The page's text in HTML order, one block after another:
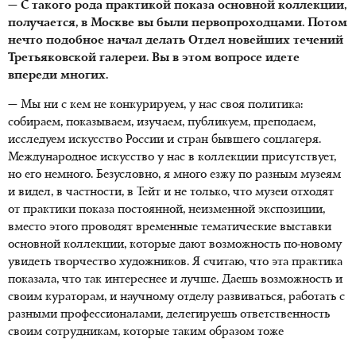
— С такого рода практикой показа основной коллекции,
получается, в Москве вы были первопроходцами. Потом
нечто подобное начал делать Отдел новейших течений
Третьяковской галереи. Вы в этом вопросе идете
впереди многих.
— Мы ни с кем не конкурируем, у нас своя политика:
собираем, показываем, изучаем, публикуем, преподаем,
исследуем искусство России и стран бывшего соцлагеря.
Международное искусство у нас в коллекции присутствует,
но его немного. Безусловно, я много езжу по разным музеям
и видел, в частности, в Тейт и не только, что музеи отходят
от практики показа постоянной, неизменной экспозиции,
вместо этого проводят временные тематические выставки
основной коллекции, которые дают возможность по-новому
увидеть творчество художников. Я считаю, что эта практика
показала, что так интереснее и лучше. Даешь возможность и
своим кураторам, и научному отделу развиваться, работать с
разными профессионалами, делегируешь ответственность
своим сотрудникам, которые таким образом тоже